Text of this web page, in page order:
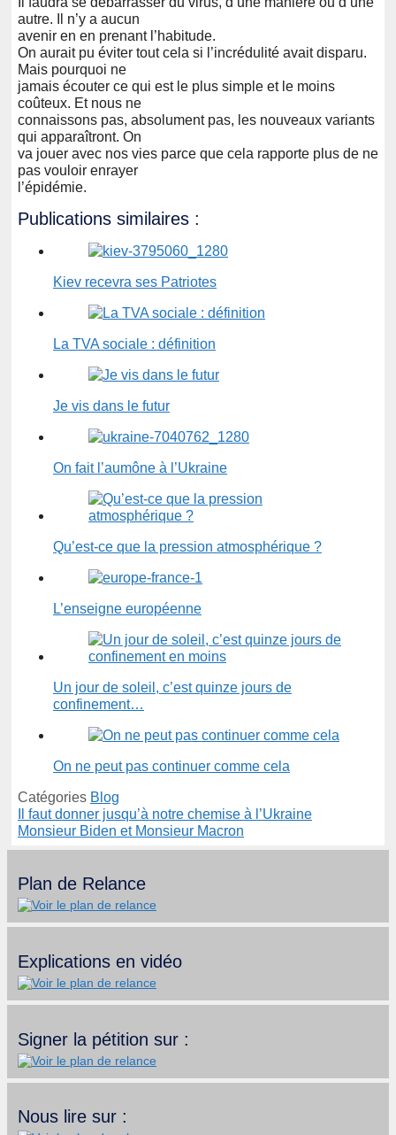
autre. Il n’y a aucun
avenir en en prenant l’habitude.
On aurait pu éviter tout cela si l’incrédulité avait disparu.
Mais pourquoi ne
jamais écouter ce qui est le plus simple et le moins
coûteux. Et nous ne
connaissons pas, absolument pas, les nouveaux variants
qui apparaîtront. On
va jouer avec nos vies parce que cela rapporte plus de ne
pas vouloir enrayer
l’épidémie.
Publications similaires :
Kiev recevra ses Patriotes
La TVA sociale : définition
Je vis dans le futur
On fait l’aumône à l’Ukraine
Qu’est-ce que la pression atmosphérique ?
L’enseigne européenne
Un jour de soleil, c’est quinze jours de
confinement…
On ne peut pas continuer comme cela
Catégories Blog
Il faut donner jusqu’à notre chemise à l’Ukraine
Monsieur Biden et Monsieur Macron
Plan de Relance
Explications en vidéo
Signer la pétition sur :
Nous lire sur :